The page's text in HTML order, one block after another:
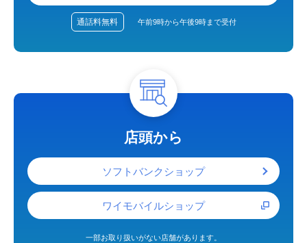
通話料無料 午前9時から午後9時まで受付
店頭から
ソフトバンクショップ
ワイモバイルショップ
一部お取り扱いがない店舗があります。